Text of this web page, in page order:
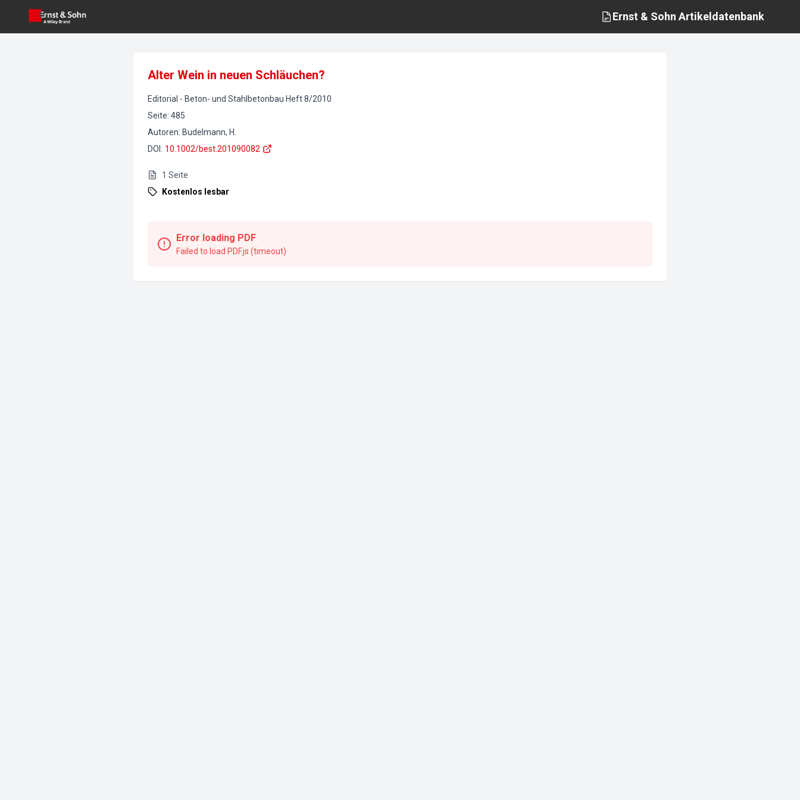
Ernst & Sohn Artikeldatenbank
Alter Wein in neuen Schläuchen?
Editorial - Beton- und Stahlbetonbau Heft8/2010
Seite: 485
Autoren: Budelmann, H.
DOI : 10.1002/best.201090082
1 Seite
Kostenlos lesbar
Error loading PDF
Failed to load PDF.js (timeout)